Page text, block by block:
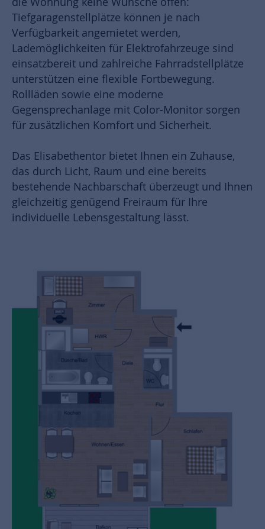
Tiefgaragenstellplätze können je nach
Verfügbarkeit angemietet werden,
Lademöglichkeiten für Elektrofahrzeuge sind
einsatzbereit und zahlreiche Fahrradstellplätze
unterstützen eine flexible Fortbewegung.
Rollläden sowie eine moderne
Gegensprechanlage mit Color-Monitor sorgen
für zusätzlichen Komfort und Sicherheit.
Das Elisabethentor bietet Ihnen ein Zuhause,
das durch Licht, Raum und eine bereits
bestehende Nachbarschaft überzeugt und Ihnen
gleichzeitig genügend Freiraum für Ihre
individuelle Lebensgestaltung lässt.